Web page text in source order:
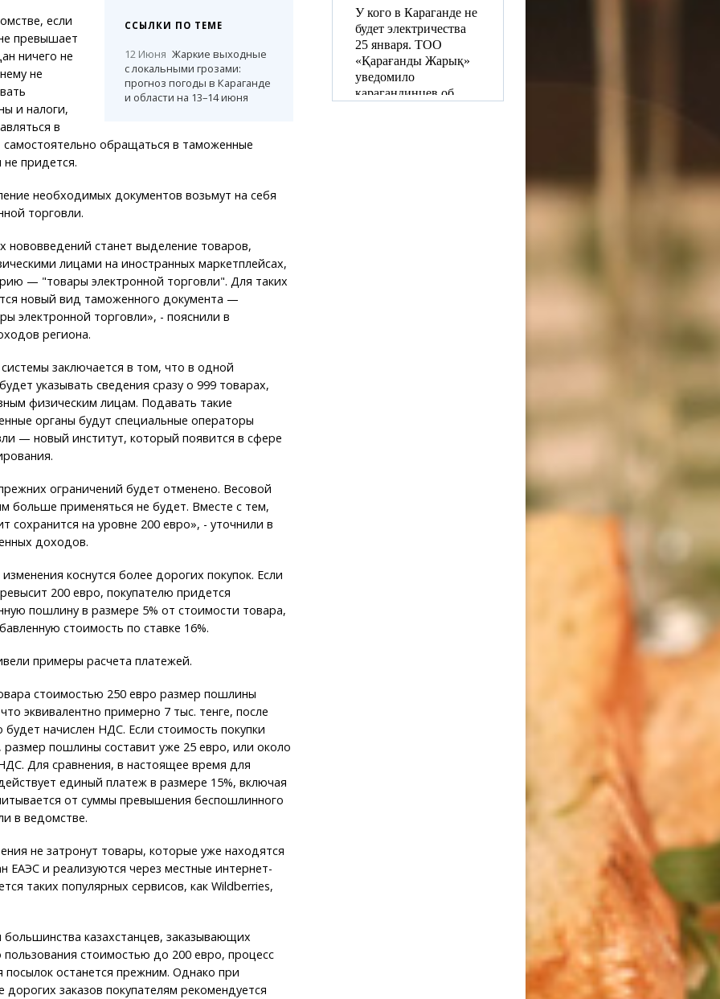
ССЫЛКИ ПО ТЕМЕ
12 Июня Жаркие выходные
с локальными грозами:
прогноз погоды в Караганде
и области на 13–14 июня
если
превышает
ничего не
не
и налоги,
в
обращаться в таможенные
не придется.
необходимых документов возьмут на себя
торговли.
нововведений станет выделение товаров,
лицами на иностранных маркетплейсах,
— "товары электронной торговли". Для таких
новый вид таможенного документа —
электронной торговли», - пояснили в
региона.
заключается в том, что в одной
указывать сведения сразу о 999 товарах,
физическим лицам. Подавать такие
органы будут специальные операторы
— новый институт, который появится в сфере
ограничений будет отменено. Весовой
больше применяться не будет. Вместе с тем,
сохранится на уровне 200 евро», - уточнили в
доходов.
коснутся более дорогих покупок. Если
200 евро, покупателю придется
пошлину в размере 5% от стоимости товара,
стоимость по ставке 16%.
примеры расчета платежей.
стоимостью 250 евро размер пошлины
эквивалентно примерно 7 тыс. тенге, после
будет начислен НДС. Если стоимость покупки
размер пошлины составит уже 25 евро, или около
Для сравнения, в настоящее время для
единый платеж в размере 15%, включая
от суммы превышения беспошлинного
в ведомстве.
не затронут товары, которые уже находятся
ЕАЭС и реализуются через местные интернет-
таких популярных сервисов, как Wildberries,
казахстанцев, заказывающих
стоимостью до 200 евро, процесс
посылок останется прежним. Однако при
заказов покупателям рекомендуется